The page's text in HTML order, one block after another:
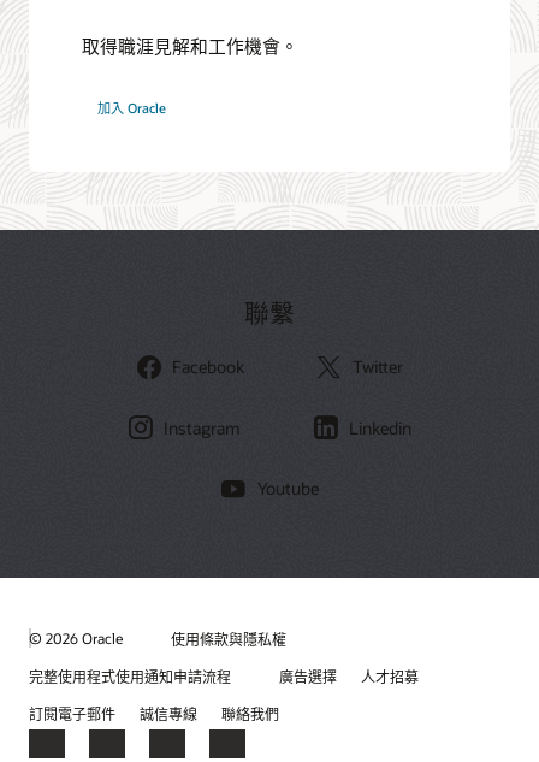
取得職涯見解和工作機會。
加入 Oracle
聯繫
Facebook Twitter
Instagram Linkedin
Youtube
© 2026 Oracle
使用條款與隱私權
完整使用程式使用通知申請流程
廣告選擇
人才招募
訂閱電子郵件
誠信專線 聯絡我們
Facebook
X LinkedInYouTube